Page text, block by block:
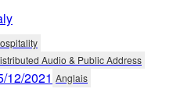
Audio & Public Address
12/2021 Anglais